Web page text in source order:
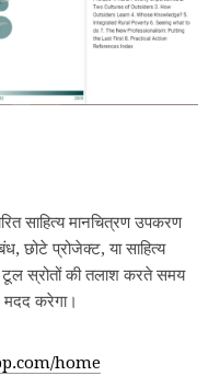
साहित्य मानचित्रण उपकरण
प्रोजेक्ट, या साहित्य
टूल स्रोतों की तलाश करते समय
करेगा।
home